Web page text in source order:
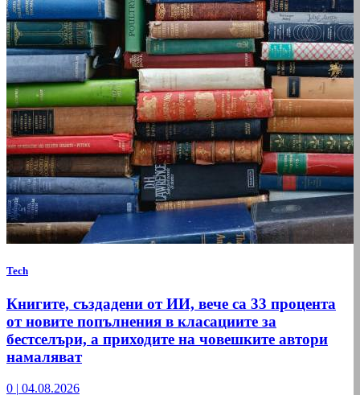
Tech
Книгите, създадени от ИИ, вече са 33 процента
от новите попълнения в класациите за
бестселъри, а приходите на човешките автори
намаляват
0 | 04.08.2026